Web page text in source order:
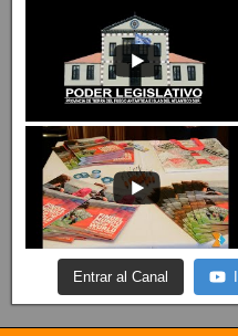
Entrar al Canal